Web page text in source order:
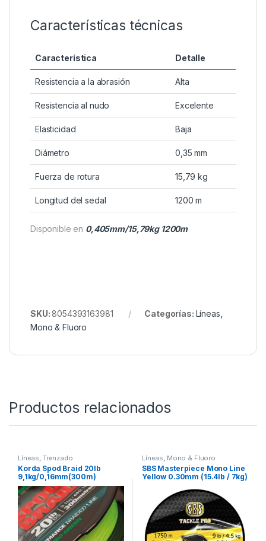
obstáculos o fondos rocosos sin riesgo de roturas
En resumen, este monofilamento ofrece una
excelente combinación de resistencia, sensibilidad y
durabilidad. Por eso, debería formar parte del
equipo de cualquier pescador que busque calidad y
confianza en cada lance.
Características técnicas
Característica Detalle
Resistencia a la abrasión Alta
Fuerza de rotura 15,79 kg
SKU:8054393163981 Categorías:Líneas
Mono & Fluoro